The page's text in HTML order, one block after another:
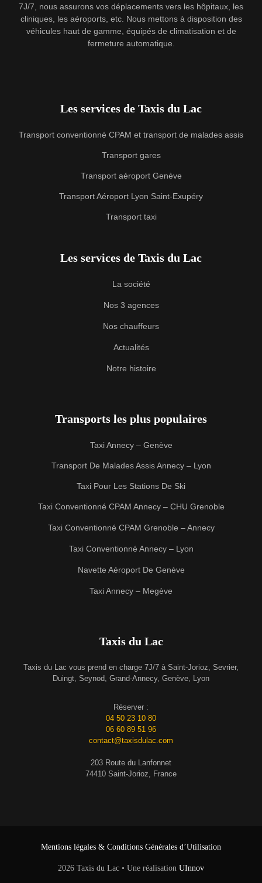
7J/7, nous assurons vos déplacements vers les hôpitaux, les
cliniques, les aéroports, etc. Nous mettons à disposition des
véhicules haut de gamme, équipés de climatisation et de
fermeture automatique.
Les services de Taxis du Lac
Transport conventionné CPAM et transport de malades assis
Transport gares
Transport aéroport Genève
Transport Aéroport Lyon Saint-Exupéry
Transport taxi
Les services de Taxis du Lac
La société
Nos 3 agences
Nos chauffeurs
Actualités
Notre histoire
Transports les plus populaires
Taxi Annecy – Genève
Transport De Malades Assis Annecy – Lyon
Taxi Pour Les Stations De Ski
Taxi Conventionné CPAM Annecy – CHU Grenoble
Taxi Conventionné CPAM Grenoble – Annecy
Taxi Conventionné Annecy – Lyon
Navette Aéroport De Genève
Taxi Annecy – Megève
Taxis du Lac
Taxis du Lac vous prend en charge 7J/7 à Saint-Jorioz, Sevrier,
Duingt, Seynod, Grand-Annecy, Genève, Lyon
Réserver :
04 50 23 10 80
06 60 89 51 96
contact@taxisdulac.com
203 Route du Lanfonnet
74410 Saint-Jorioz, France
Mentions légales & Conditions Générales d’Utilisation
2026 Taxis du Lac • Une réalisation UInnov